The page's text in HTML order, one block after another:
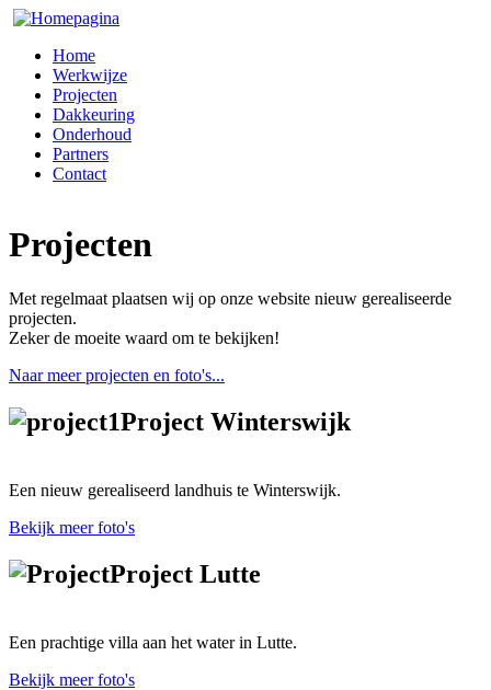
Home
Werkwijze
Projecten
Dakkeuring
Onderhoud
Partners
Contact
Projecten
Met regelmaat plaatsen wij op onze website nieuw gerealiseerde
projecten.
Zeker de moeite waard om te bekijken!
Naar meer projecten en foto's...
Project Winterswijk
Een nieuw gerealiseerd landhuis te Winterswijk.
Bekijk meer foto's
Project Lutte
Een prachtige villa aan het water in Lutte.
Bekijk meer foto's